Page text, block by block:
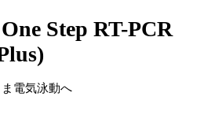
カレーター法）
Step RT-PCR
電気泳動へ